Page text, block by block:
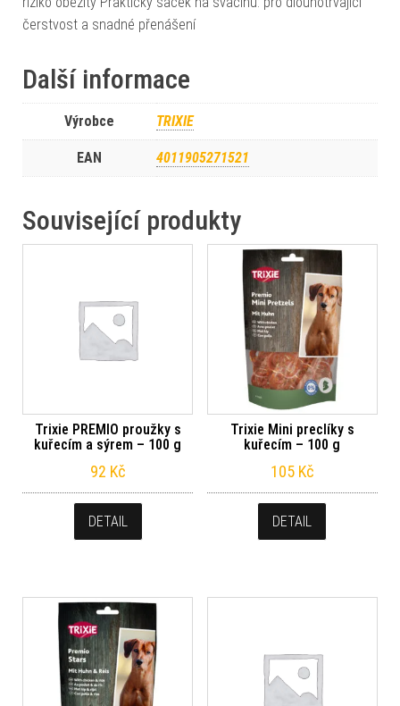
čerstvost a snadné přenášení
Další informace
Výrobce TRIXIE
EAN 4011905271521
Související produkty
Trixie PREMIO proužky s
kuřecím a sýrem – 100 g
92 Kč
DETAIL
Trixie Mini preclíky s
kuřecím – 100 g
105 Kč
DETAIL